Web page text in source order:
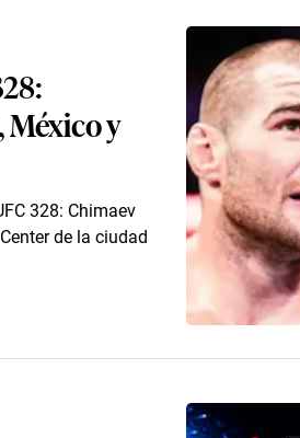
México y
328: Chimaev
de la ciudad